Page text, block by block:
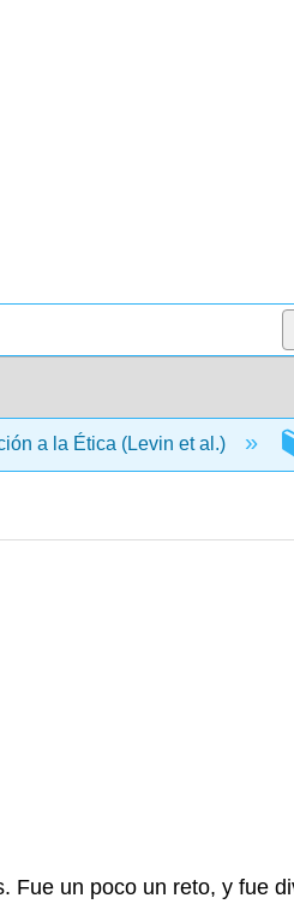
a la Ética (Levin et al.)
un poco un reto, y fue